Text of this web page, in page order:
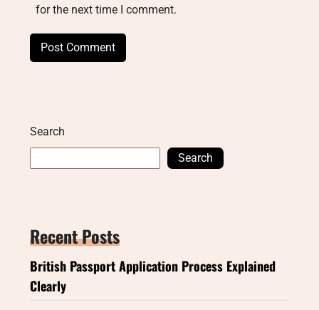
for the next time I comment.
Search
Search
Recent Posts
British Passport Application Process Explained
Clearly